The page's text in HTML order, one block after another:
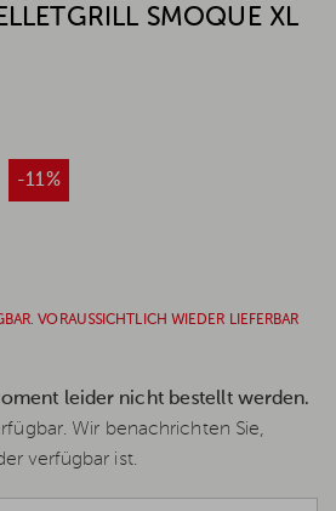
SMOQUE XL
-11%
VORAUSSICHTLICH WIEDER LIEFERBAR
leider nicht bestellt werden.
Wir benachrichten Sie,
verfügbar ist.